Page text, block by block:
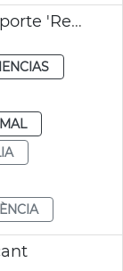
Entrega tarjeta gratuita transporte 'Recuperem València' pedanias dana